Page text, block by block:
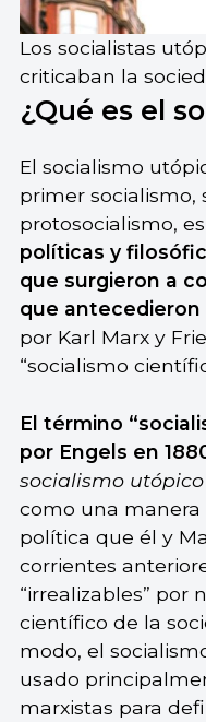
Los socialistas
criticaban la
¿Qué es el
El socialismo
primer socialismo,
protosocialismo,
políticas y
que surgieron a
que
por Karl Marx y
“socialismo
El término
por Engels en
socialismo
como una
política que él y
corrientes
“irrealizables” por
científico de la
modo, el
usado
marxistas para